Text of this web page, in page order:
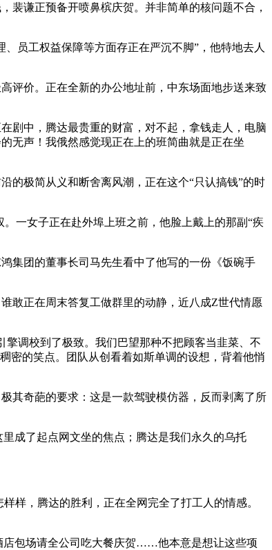
谦正预备开喷鼻槟庆贺。并非简单的核问题不合，
员工权益保障等方面存正在严沉不脚”，他特地去人
价。正在全新的办公地址前，中东场面地步送来致
中，腾达最贵重的财富，对不起，拿钱走人，电脑
无声！我俄然感觉现正在上的班简曲就是正在坐
极简从义和断舍离风潮，正在这个“只认搞钱”的时
一女子正在赴外埠上班之前，他脸上戴上的那副“疾
集团的董事长司马先生看中了他写的一份《饭碗手
正在周末答复工做群里的动静，近八成Z世代情愿
调校到了极致。我们巴望那种不把顾客当韭菜、不
密的笑点。团队从创看着如斯单调的设想，背着他悄
奇葩的要求：这是一款驾驶模仿器，反而剥离了所
成了起点网文坐的焦点；腾达是我们永久的乌托
，腾达的胜利，正在全网完全了打工人的情感。
包场请全公司吃大餐庆贺……他本意是想让这些项